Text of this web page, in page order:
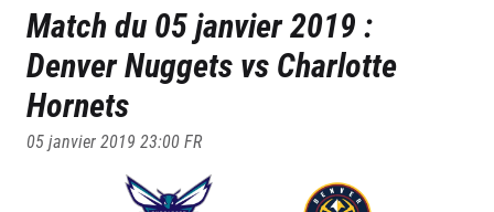
05/01/2019
Match du 05 janvier 2019 :
Denver Nuggets vs Charlotte
Hornets
05 janvier 2019 23:00FR